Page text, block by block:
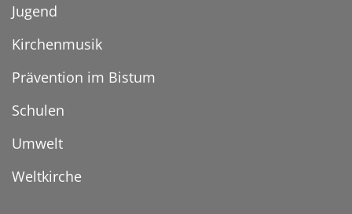
Jugend
Kirchenmusik
Prävention im Bistum
Schulen
Umwelt
Weltkirche